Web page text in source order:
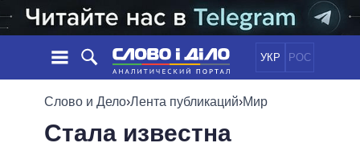
УКР РОС
НОВОСТИ
ЛЕНТА
ПОЛИТИКА
ОБЕЩАНИЯ
Слово и Дело›Лента публикаций›Мир
Стала известна